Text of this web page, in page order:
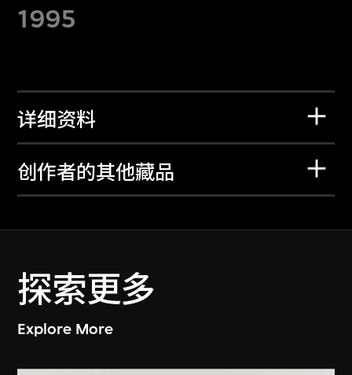
1995
详细资料
创作者的其他藏品
探索更多
Explore More